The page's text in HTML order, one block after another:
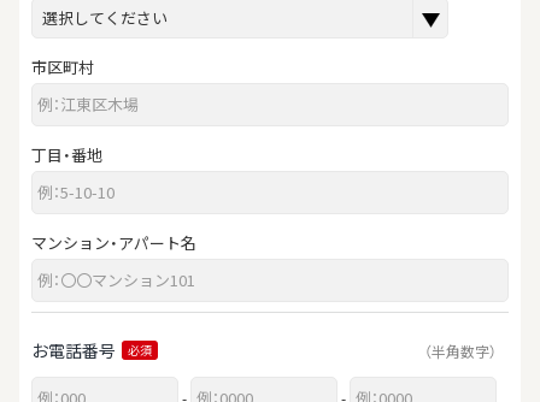
市区町村
丁目・番地
マンション・アパート名
お電話番号 必須 （半角数字）